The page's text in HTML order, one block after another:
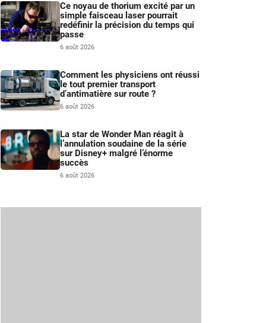
Ce noyau de thorium excité par un
simple faisceau laser pourrait
redéfinir la précision du temps qui
passe
6 août 2026
Comment les physiciens ont réussi
le tout premier transport
d’antimatière sur route ?
6 août 2026
La star de Wonder Man réagit à
l’annulation soudaine de la série
sur Disney+ malgré l’énorme
succès
6 août 2026